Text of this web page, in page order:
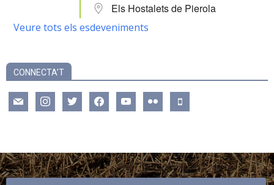
Els Hostalets de Pierola
Veure tots els esdeveniments
CONNECTA’T
mail instagramtwitter facebookyoutube flickr mobile